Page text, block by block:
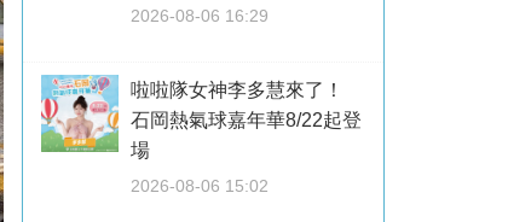
2026-08-06 16:29
啦啦隊女神李多慧來了！
石岡熱氣球嘉年華8/22起登
場
2026-08-06 15:02